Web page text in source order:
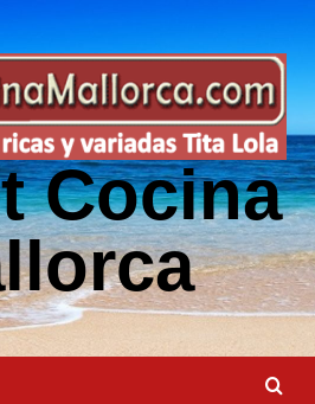
Cocina